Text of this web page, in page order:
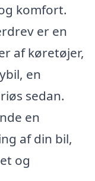
komfort.
er en
af køretøjer,
en
sedan.
en
af din bil,
og